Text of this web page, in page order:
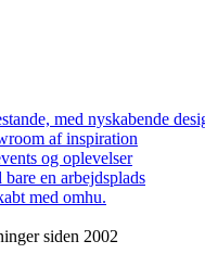
med nyskabende
af inspiration
og oplevelser
bare en arbejdsplads
med omhu.
siden 2002